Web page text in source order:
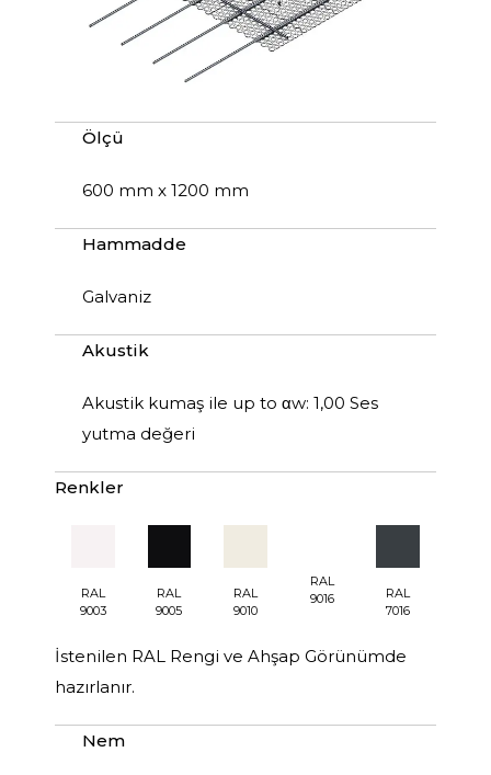
Ölçü
600 mm x 1200 mm
Hammadde
Galvaniz
Akustik
Akustik kumaş ile up to αw: 1,00 Ses
yutma değeri
Renkler
RAL
9003
RAL
9005
RAL
9010
RAL
9016
RAL
7016
İstenilen RAL Rengi ve Ahşap Görünümde
hazırlanır.
Nem